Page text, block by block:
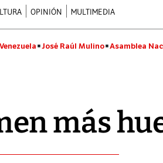
OPINIÓN MULTIMEDIA
Venezuela José Raúl Mulino Asamblea
más